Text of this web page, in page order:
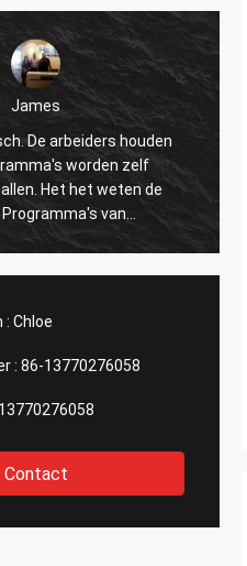
James
De arbeiders houden
worden zelf
Het het weten de
van
kunnen tot het dans
: Chloe
: 86-13770276058
Contact